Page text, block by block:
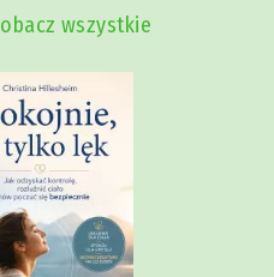
wszystkie